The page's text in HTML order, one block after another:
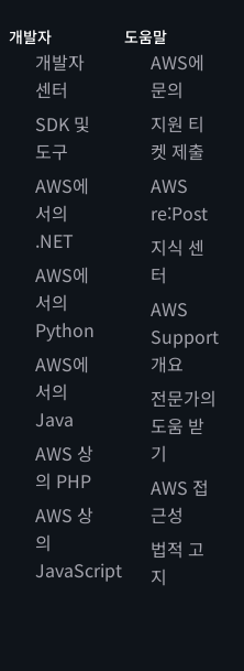
개발자
개발자
센터
SDK 및
도구
AWS에
서의
.NET
AWS에
서의
Python
AWS에
서의
Java
AWS 상
의 PHP
AWS 상
의
JavaScript
도움말
AWS에
문의
지원 티
켓 제출
AWS
re:Post
지식 센
터
AWS
Support
개요
전문가의
도움 받
기
AWS 접
근성
법적 고
지